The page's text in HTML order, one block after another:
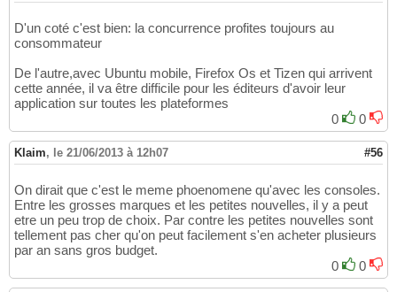
D'un coté c'est bien: la concurrence profites toujours au
consommateur
De l'autre,avec Ubuntu mobile, Firefox Os et Tizen qui arrivent
cette année, il va être difficile pour les éditeurs d'avoir leur
application sur toutes les plateformes
0
0
Klaim, le 21/06/2013 à 12h07 #56
On dirait que c'est le meme phoenomene qu'avec les consoles.
Entre les grosses marques et les petites nouvelles, il y a peut
etre un peu trop de choix. Par contre les petites nouvelles sont
tellement pas cher qu'on peut facilement s'en acheter plusieurs
par an sans gros budget.
0
0